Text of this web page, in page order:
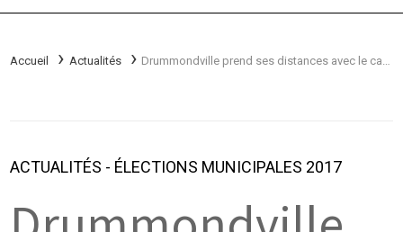
Accueil Actualités
ACTUALITÉS - ÉLECTIONS MUNICIPALES 2017